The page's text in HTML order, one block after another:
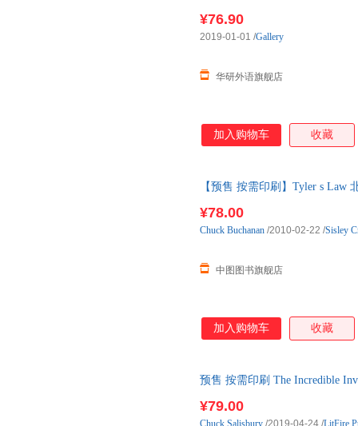
¥76.90
华研外语旗舰店
2019-01-01 /Gallery
加入购物车 收藏
【预售 按需印刷】Tyler s Law
¥78.00
中图图书旗舰店
Chuck Buchanan /2010-02-22 /Sisley
加入购物车 收藏
预售 按需印刷 The Incredible
¥79.00
Chuck Salisbury /2019-04-24 /LitFire